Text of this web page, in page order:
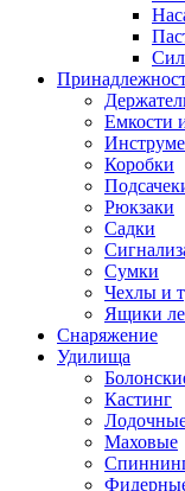
Емкости
Коробки
Рюкзаки
Садки
Сумки
Чехлы и
Ящики
Снаряжение
Удилища
Кастинг
Маховые